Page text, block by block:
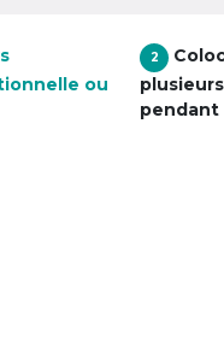
ou
2
pendant